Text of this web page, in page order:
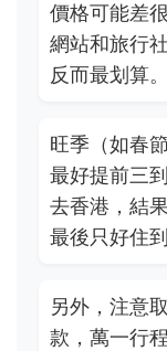
價格可能差
網站和旅行
反而最划算。
旺季（如春
最好提前三
去香港，結
最後只好住
另外，注意
款，萬一行